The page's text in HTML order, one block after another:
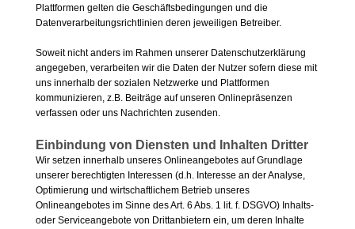
Plattformen gelten die Geschäftsbedingungen und die
Datenverarbeitungsrichtlinien deren jeweiligen Betreiber.
Soweit nicht anders im Rahmen unserer Datenschutzerklärung
angegeben, verarbeiten wir die Daten der Nutzer sofern diese mit
uns innerhalb der sozialen Netzwerke und Plattformen
kommunizieren, z.B. Beiträge auf unseren Onlinepräsenzen
verfassen oder uns Nachrichten zusenden.
Einbindung von Diensten und Inhalten Dritter
Wir setzen innerhalb unseres Onlineangebotes auf Grundlage
unserer berechtigten Interessen (d.h. Interesse an der Analyse,
Optimierung und wirtschaftlichem Betrieb unseres
Onlineangebotes im Sinne des Art. 6 Abs. 1 lit. f. DSGVO) Inhalts-
oder Serviceangebote von Drittanbietern ein, um deren Inhalte